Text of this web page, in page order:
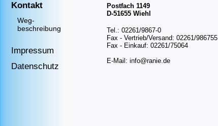
Kontakt
Weg-
beschreibung
Impressum
Datenschutz
Postfach 1149
D-51655 Wiehl
Tel.: 02261/9867-0
Fax - Vertrieb/Versand: 02261/986755
Fax - Einkauf: 02261/75064
E-Mail: info@ranie.de